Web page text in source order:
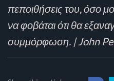
πεποιθήσεις του, όσο
να φοβάται ότι θα
συμμόρφωση. | John